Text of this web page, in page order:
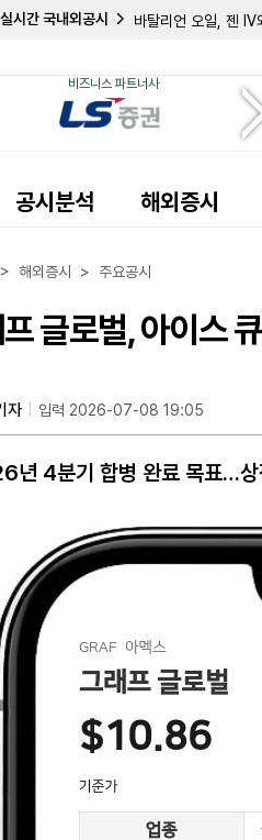
실시간 국내외공시
데이비드 E. 라자르,
바이오스템 테크놀
컴벌랜드 파머슈티
필립 프로스트 박사,
자이어 테라퓨틱스,
인디 세미컨덕터, 2
엑스피언360, 2분
인디 세미컨덕터, 1
비즈니스 파트너사
공시분석 해외증시
해외증시 > 주요공시
글로벌, 아이스
자 입력 2026-07-08 19:05
년 4분기 합병 완료 목표…상